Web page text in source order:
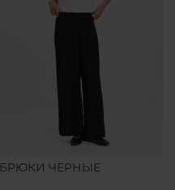
БРЮКИ ЧЕРНЫЕ